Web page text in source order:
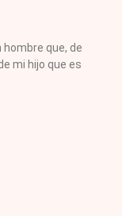
que, de
mi hijo que es